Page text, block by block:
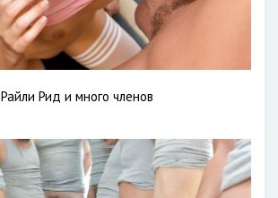
Райли Рид и много членов